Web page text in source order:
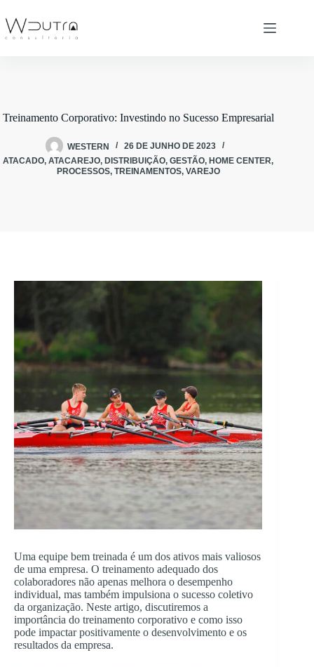
para
conteúdo
Treinamento Corporativo: Investindo no Sucesso Empresarial
WESTERN
26 DE JUNHO DE 2023
ATACADO,ATACAREJO,DISTRIBUIÇÃO,GESTÃO,HOME CENTER,
PROCESSOS, TREINAMENTOS, VAREJO
Uma equipe bem treinada é um dos ativos mais valiosos
de uma empresa. O treinamento adequado dos
colaboradores não apenas melhora o desempenho
individual, mas também impulsiona o sucesso coletivo
da organização. Neste artigo, discutiremos a
importância do treinamento corporativo e como isso
pode impactar positivamente o desenvolvimento e os
resultados da empresa.